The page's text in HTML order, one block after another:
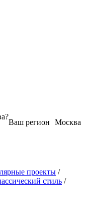
Москва
Ваш регион
?
проекты /
стиль /